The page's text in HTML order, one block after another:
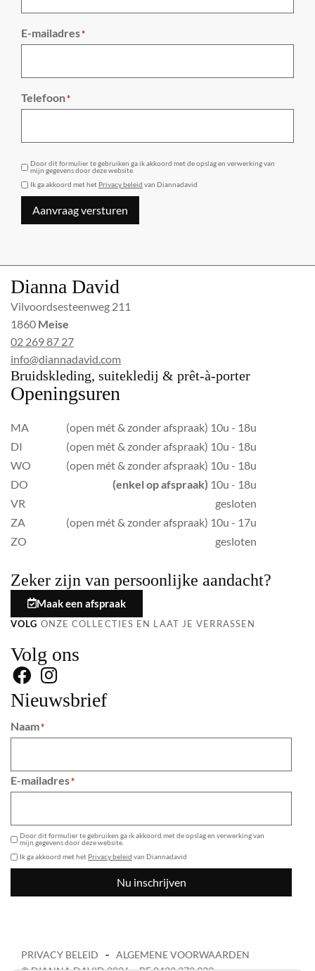
E-mailadres*
Telefoon*
Door dit formulier te gebruiken ga ik akkoord met de opslag en verwerking van
mijn gegevens door deze website.
Ik ga akkoord met het Privacy beleid van Diannadavid
Aanvraag versturen
Dianna David
Vilvoordsesteenweg 211
1860 Meise
02 269 87 27
info@diannadavid.com
Bruidskleding, suitekledij & prêt-à-porter
Openingsuren
MA
(open mét & zonder afspraak) 10u - 18u
DI
(open mét & zonder afspraak) 10u - 18u
WO
(open mét & zonder afspraak) 10u - 18u
DO
(enkel op afspraak) 10u - 18u
VR
gesloten
ZA
(open mét & zonder afspraak) 10u - 17u
ZO
gesloten
Zeker zijn van persoonlijke aandacht?
Maak een afspraak
VOLG ONZE COLLECTIES EN LAAT JE VERRASSEN
Volg ons
Nieuwsbrief
Naam*
E-mailadres*
Door dit formulier te gebruiken ga ik akkoord met de opslag en verwerking van
mijn gegevens door deze website.
Ik ga akkoord met het Privacy beleid van Diannadavid
Nu inschrijven
PRIVACY BELEID
ALGEMENE VOORWAARDEN